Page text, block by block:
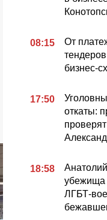
08:15
От
бизнес-
17:50
откаты:
18:58
убежища
ЛГБТ-